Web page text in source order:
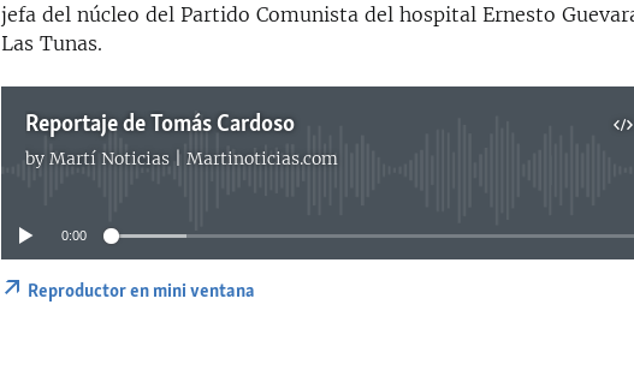
jefa del núcleo del Partido Comunista del hospital Ernesto
Las Tunas.
Reportaje de Tomás Cardoso
byMartí Noticias | Martinoticias.com
No media source currently available
0:00
Reproductor en mini ventana